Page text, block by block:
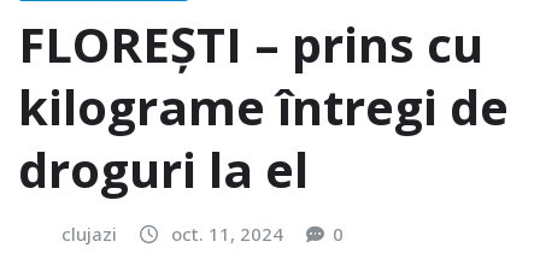
FLOREȘTI – prins cu
kilograme întregi de
droguri la el
clujazi oct. 11, 2024 0